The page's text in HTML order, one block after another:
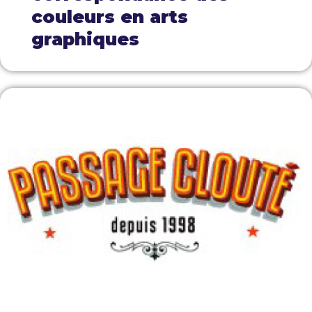
couleurs en arts
graphiques